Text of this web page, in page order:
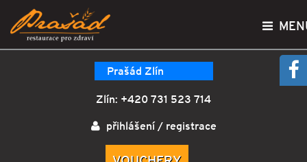
Prašád Zlín
Zlín: +420 731 523 714
přihlášení/ registrace